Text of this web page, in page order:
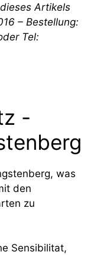
Artikels
– Bestellung:
Tel:
-
was
den
zu
Sensibilitat,